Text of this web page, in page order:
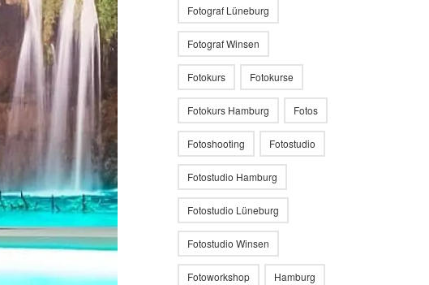
Fotograf Lüneburg
Fotograf Winsen
Fotokurs Fotokurse
Fotokurs Hamburg Fotos
Fotoshooting Fotostudio
Fotostudio Hamburg
Fotostudio Lüneburg
Fotostudio Winsen
Fotoworkshop Hamburg